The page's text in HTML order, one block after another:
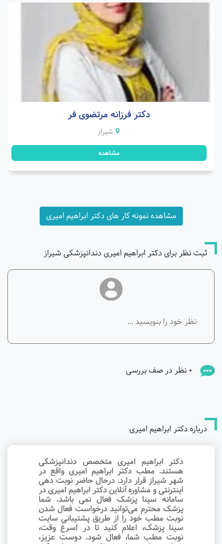
دکتر فرزانه مرتضوی فر
شیراز
مشاهده
مشاهده نمونه کار های دکتر ابراهیم امیری
ثبت نظر برای دکتر ابراهیم امیری دندانپزشکی شیراز
0 نظر در صف بررسی
درباره دکتر ابراهیم امیری
دکتر ابراهیم امیری متخصص دندانپزشکی
هستند. مطب دکتر ابراهیم امیری واقع در
شهر شیراز قرار دارد. درحال حاضر نوبت‌ دهی
اینترنتی و مشاوره آنلاین دکتر ابراهیم امیری در
سامانه سینا پزشک فعال نمی باشد. شما
پزشک محترم می‌توانید درخواست فعال شدن
نوبت مطب خود را از طریق پشتیبانی سایت
سینا پزشک، اعلام کنید تا در اسرع وقت‌،
نوبت مطب شما، فعال شود. دوست عزیز،